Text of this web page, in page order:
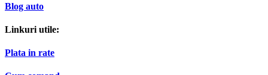
Blog auto
Linkuri utile:
Plata in rate